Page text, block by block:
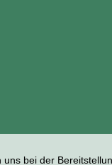
uns bei der